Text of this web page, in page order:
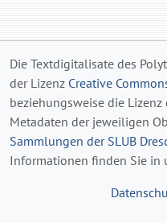
Die Textdigitalisate des
der Lizenz Creative
beziehungsweise die
Metadaten der jeweiligen
Sammlungen der SLUB
Informationen finden Sie in